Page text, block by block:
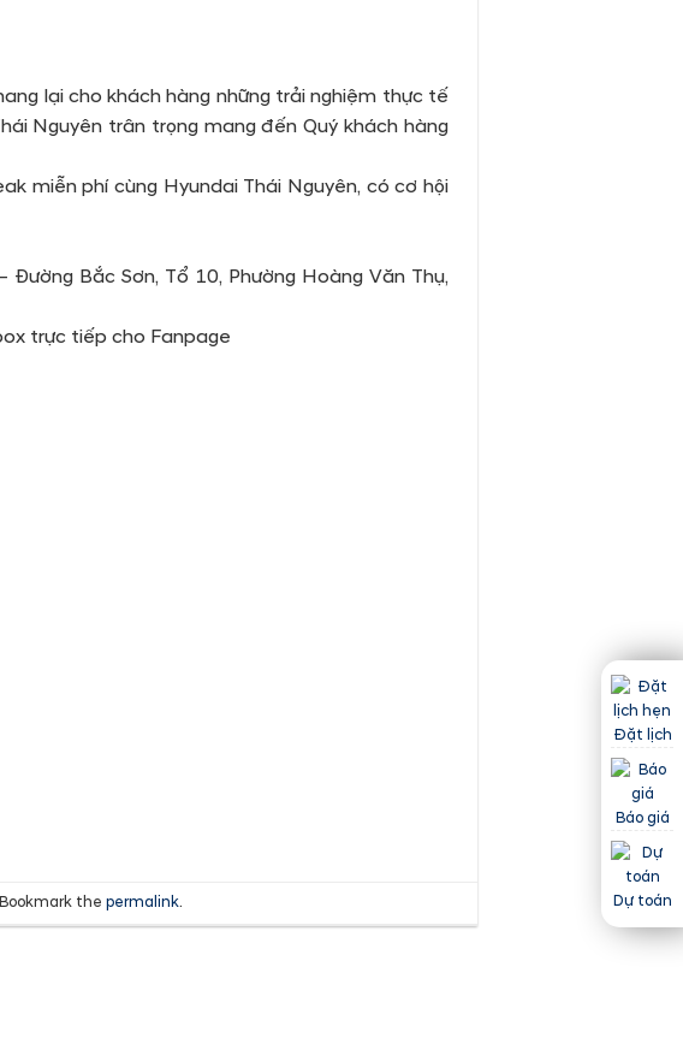
lại cho khách hàng những trải nghiệm thực tế
Nguyên trân trọng mang đến Quý khách hàng
miễn phí cùng Hyundai Thái Nguyên, có cơ hội
Bắc Sơn, Tổ 10, Phường Hoàng Văn Thụ,
trực tiếp cho Fanpage
the permalink.
Đặt lịch
Báo giá
Dự toán